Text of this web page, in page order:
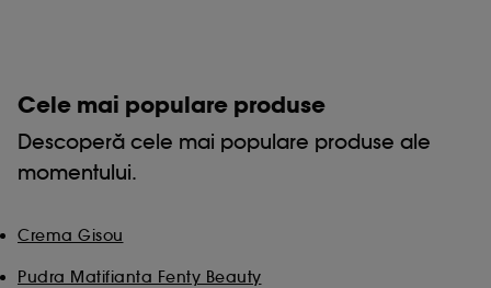
Cele mai populare produse
Descoperă cele mai populare produse ale
momentului.
Crema Gisou
Pudra Matifianta Fenty Beauty